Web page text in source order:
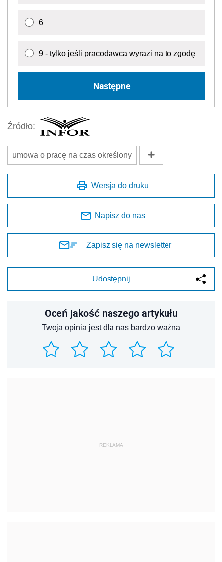
6
9 - tylko jeśli pracodawca wyrazi na to zgodę
Następne
Źródło:
umowa o pracę na czas określony
Wersja do druku
Napisz do nas
Zapisz się na newsletter
Udostępnij
Oceń jakość naszego artykułu
Twoja opinia jest dla nas bardzo ważna
REKLAMA